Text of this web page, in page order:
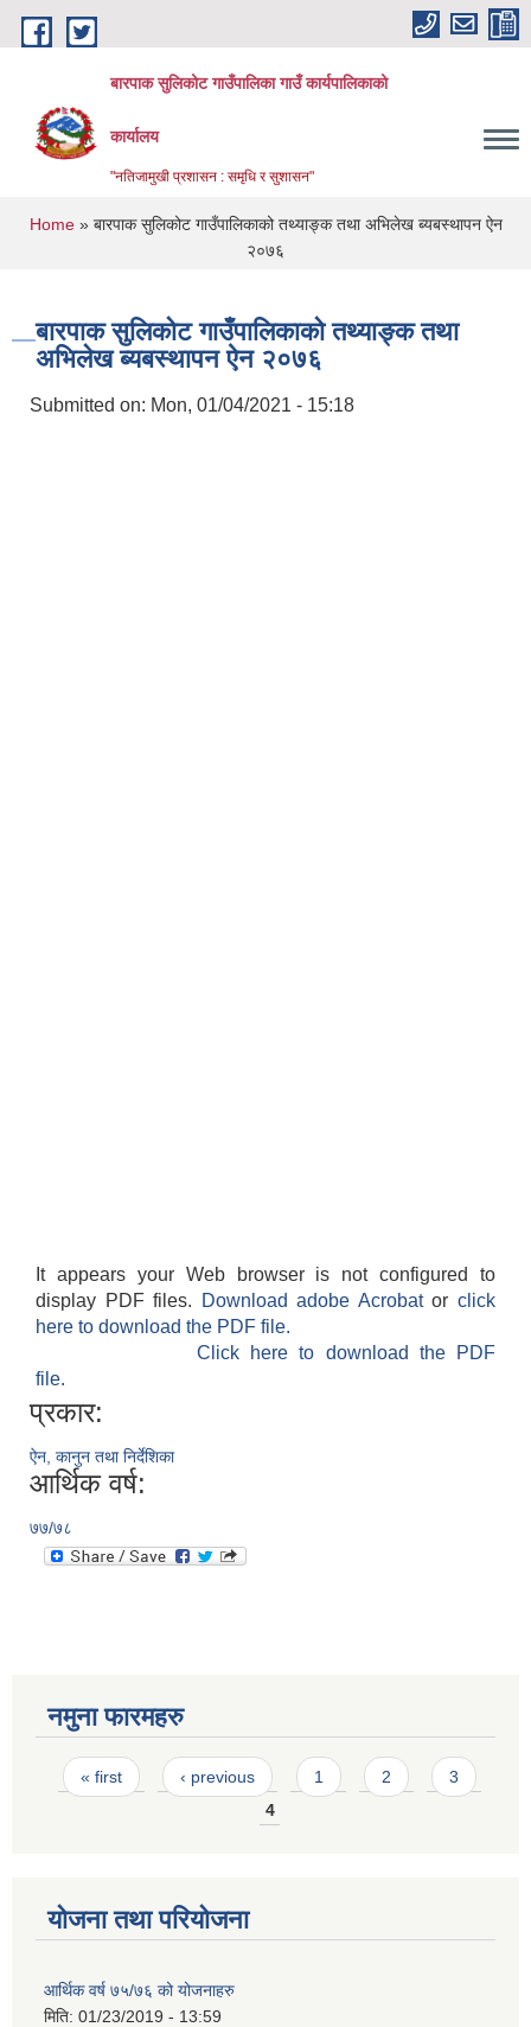
Skip to main content
बारपाक सुलिकोट गाउँपालिका गाउँ कार्यपालिकाको
कार्यालय
"नतिजामुखी प्रशासन : समृधि र सुशासन"
You are here
Home» बारपाक सुलिकोट गाउँपालिकाको तथ्याङ्क तथा अभिलेख ब्यबस्थापन ऐन
२०७६
बारपाक सुलिकोट गाउँपालिकाको तथ्याङ्क तथा
अभिलेख ब्यबस्थापन ऐन २०७६
Submitted on: Mon, 01/04/2021 - 15:18
It appears your Web browser is not configured to
display PDF files.
Download adobe Acrobatorclick
here to download the PDF file.
Click here to download the PDF
file.
प्रकार:
ऐन, कानुन तथा निर्देशिका
आर्थिक वर्ष:
७७/७८
नमुना फारमहरु
Pages
« first ‹ previous 1 2
3
4
योजना तथा परियोजना
आर्थिक वर्ष ७५/७६ को योजनाहरु
मिति: 01/23/2019 - 13:59